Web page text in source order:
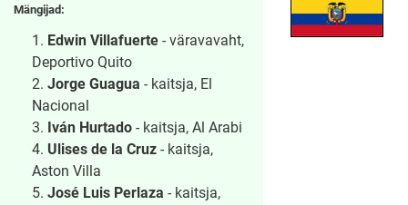
Mängijad:
1. Edwin Villafuerte - väravavaht,
Deportivo Quito
2. Jorge Guagua - kaitsja, El
Nacional
3. Iván Hurtado - kaitsja, Al Arabi
4. Ulises de la Cruz - kaitsja,
Aston Villa
5. José Luis Perlaza - kaitsja,